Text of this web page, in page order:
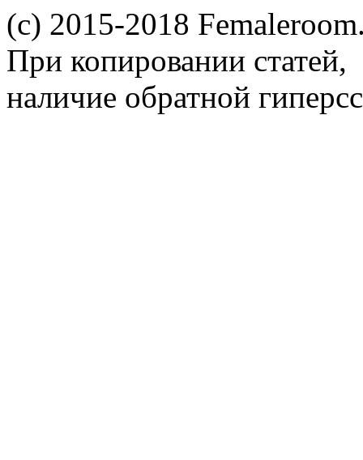
(c) 2015-2018
При копировании статей,
наличие обратной